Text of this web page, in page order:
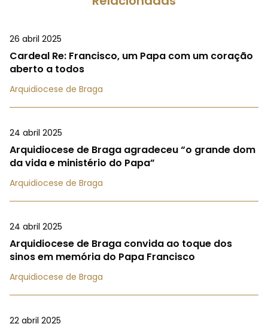
26 abril 2025
Cardeal Re: Francisco, um Papa com um coração
aberto a todos
Arquidiocese de Braga
24 abril 2025
Arquidiocese de Braga agradeceu “o grande dom
da vida e ministério do Papa”
Arquidiocese de Braga
24 abril 2025
Arquidiocese de Braga convida ao toque dos
sinos em memória do Papa Francisco
Arquidiocese de Braga
22 abril 2025